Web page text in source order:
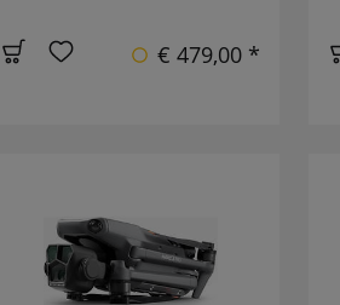
€ 479,00 *